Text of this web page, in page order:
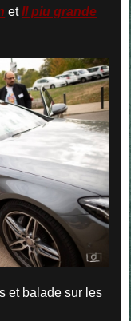
etIl piu grande
et balade sur les